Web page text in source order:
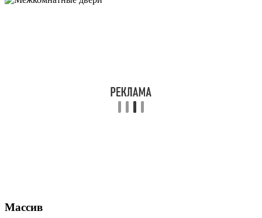
Массив